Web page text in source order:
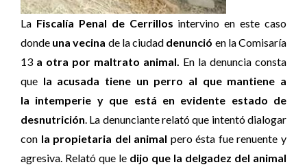
La Fiscalía Penal de Cerrillos intervino en este caso
donde una vecina de la ciudad denunció en la Comisaría
13 a otra por maltrato animal. En la denuncia consta
que la acusada tiene un perro al que mantiene a
la intemperie y que está en evidente estado de
desnutrición. La denunciante relató que intentó dialogar
con la propietaria del animal pero ésta fue renuente y
agresiva. Relató que le dijo que la delgadez del animal